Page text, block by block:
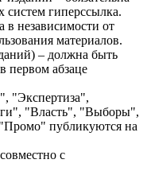
систем гиперссылка.
независимости от
материалов.
– должна быть
первом абзаце
"Экспертиза",
"Власть", "Выборы",
публикуются на
с